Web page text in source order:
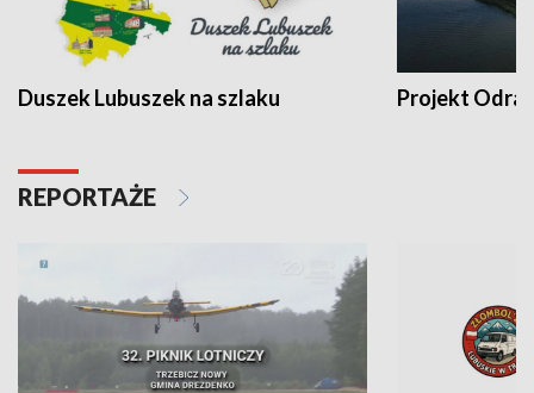
Duszek Lubuszek na szlaku Projekt Odra
REPORTAŻE